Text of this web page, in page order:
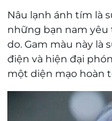
Nâu lạnh ánh tím là
những bạn nam
do. Gam màu này là
điện và hiện đại
một diện mạo hoàn